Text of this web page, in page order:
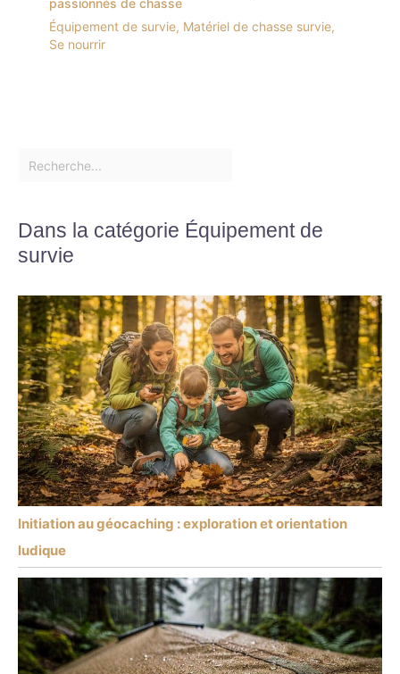
passionnés de chasse
Équipement de survie, Matériel de chasse survie,
Se nourrir
Dans la catégorie Équipement de
survie
Initiation au géocaching : exploration et orientation
ludique